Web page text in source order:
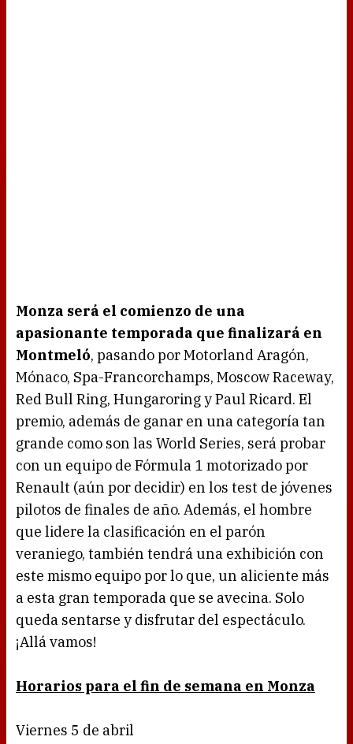
Monza será el comienzo de una
apasionante temporada que finalizará en
Montmeló, pasando por Motorland Aragón,
Mónaco, Spa-Francorchamps, Moscow Raceway,
Red Bull Ring, Hungaroring y Paul Ricard. El
premio, además de ganar en una categoría tan
grande como son las World Series, será probar
con un equipo de Fórmula 1 motorizado por
Renault (aún por decidir) en los test de jóvenes
pilotos de finales de año. Además, el hombre
que lidere la clasificación en el parón
veraniego, también tendrá una exhibición con
este mismo equipo por lo que, un aliciente más
a esta gran temporada que se avecina. Solo
queda sentarse y disfrutar del espectáculo.
¡Allá vamos!
Horarios para el fin de semana en Monza
Viernes 5 de abril